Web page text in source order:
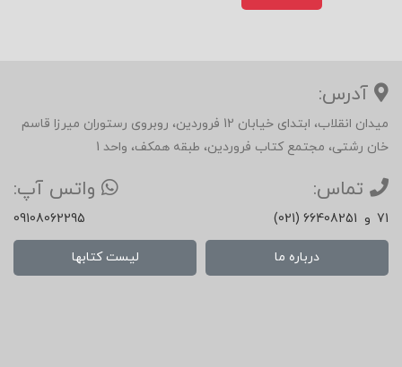
آدرس:
میدان انقلاب، ابتدای خیابان 12 فروردین، روبروی رستوران میرزا قاسم
خان رشتی، مجتمع کتاب فروردین، طبقه همکف، واحد 1
تماس:
(021) 66408251 و 71
واتس آپ:
09108062295
درباره ما لیست کتابها